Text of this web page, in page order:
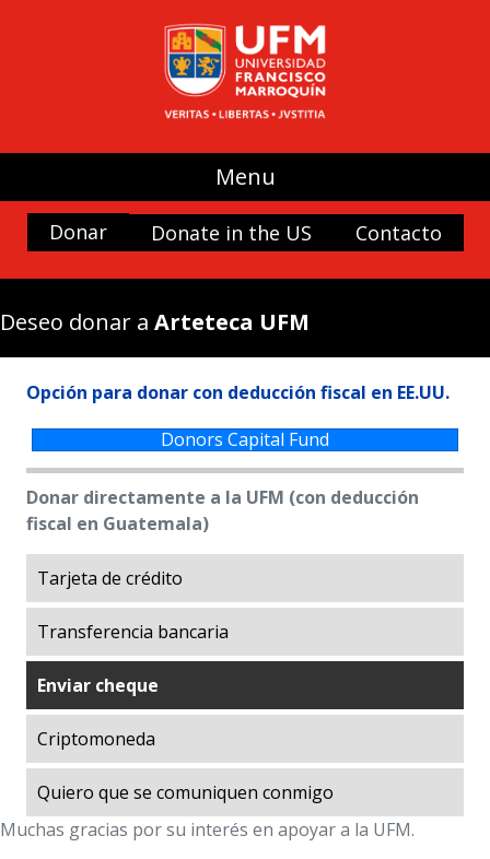
Menu
Donar Donate in the US Contacto
Deseo donar a Arteteca UFM
Opción para donar con deducción fiscal en EE.UU.
Donors Capital Fund
Donar directamente a la UFM (con deducción
fiscal en Guatemala)
Tarjeta de crédito
Transferencia bancaria
Enviar cheque
Criptomoneda
Quiero que se comuniquen conmigo
Muchas gracias por su interés en apoyar a la UFM.
Difusión de las ideas de la libertad
Historia y cultura
Naturaleza
Beca a la excelencia Doctor Rafael Minondo
Biblioteca Muso Ayau
Casa Popenoe
Centro para el Análisis de las Decisiones
Públicas —CADEP—
Elarboretumconserva el medioambiente en
la UFM
Exploraciones sobre la Historia
Exploraciones sobre la Libertad
Libertad en Acción
Luces de desarrollo
Manuel F. Ayau Society
Market Trends
Museo Popol Vuh